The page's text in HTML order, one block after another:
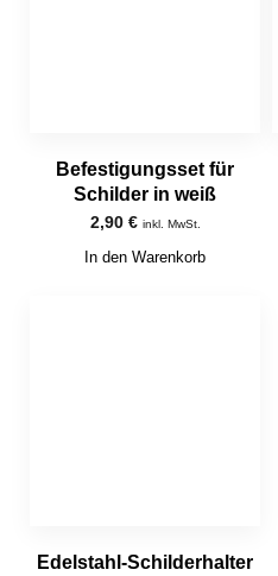
Befestigungsset für
Schilder in weiß
2,90 € inkl. MwSt.
In den Warenkorb
Edelstahl-Schilderhalter